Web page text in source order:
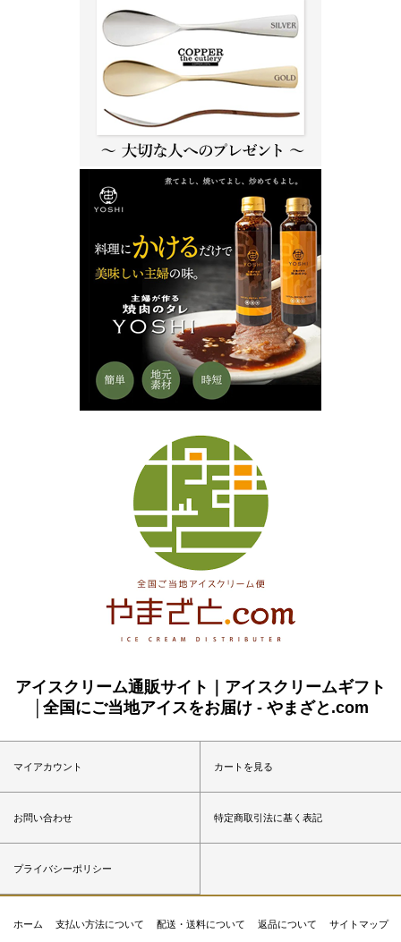
アイスクリーム通販サイト｜アイスクリームギフト
│全国にご当地アイスをお届け - やまざと.com
マイアカウント カートを見る
お問い合わせ 特定商取引法に基く表記
プライバシーポリシー
ホーム 支払い方法について 配送・送料について 返品について サイトマップ